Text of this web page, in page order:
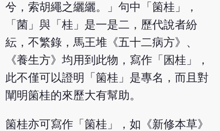
兮，索胡繩之纚纚。」句中「箘桂」，
「菌」與「桂」是一是二，歷代說者紛
紜，不繁錄，馬王堆《五十二病方》、
《養生方》均用到此物，寫作「囷桂」，
此不僅可以證明「箘桂」是專名，而且對
闡明箘桂的來歷大有幫助。
箘桂亦可寫作「箘桂」，如《新修本草》